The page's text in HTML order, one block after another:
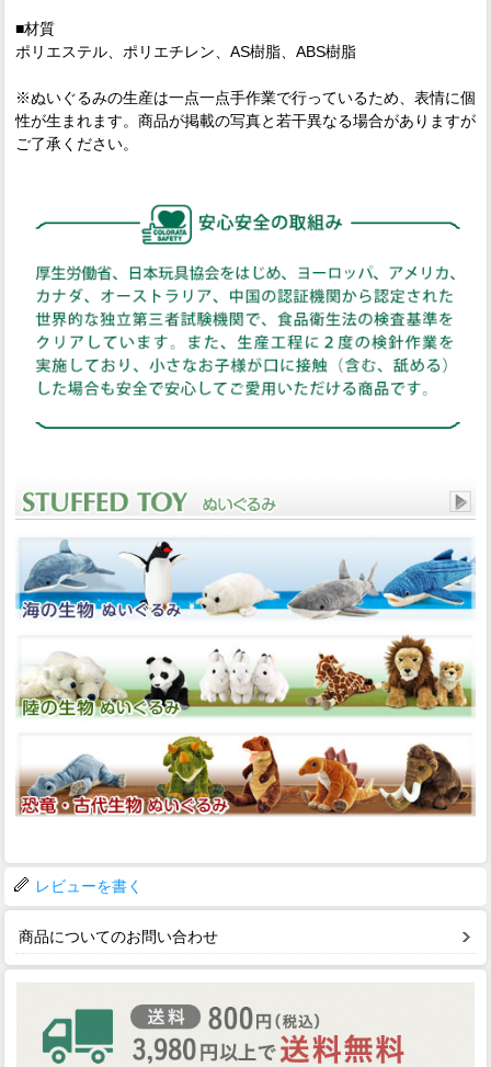
■材質
ポリエステル、ポリエチレン、AS樹脂、ABS樹脂
※ぬいぐるみの生産は一点一点手作業で行っているため、表情に個
性が生まれます。商品が掲載の写真と若干異なる場合がありますが
ご了承ください。
レビューを書く
商品についてのお問い合わせ